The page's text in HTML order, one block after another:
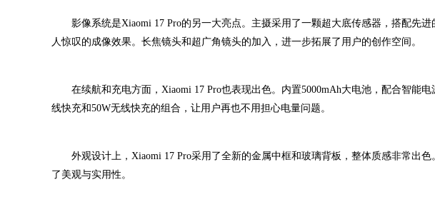
影像系统是Xiaomi 17 Pro的另一大亮点。主摄采用了一颗超大底传感器，搭配先进
人惊叹的成像效果。长焦镜头和超广角镜头的加入，进一步拓展了用户的创作空间。
在续航和充电方面，Xiaomi 17 Pro也表现出色。内置5000mAh大电池，配合智能电
线快充和50W无线快充的组合，让用户再也不用担心电量问题。
外观设计上，Xiaomi 17 Pro采用了全新的金属中框和玻璃背板，整体质感非常出色
了美观与实用性。